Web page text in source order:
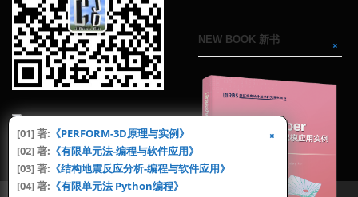
NEW BOOK 新书
[01] 著: 《PERFORM-3D原理与实例》
[02] 著: 《有限单元法-编程与软件应用》
[03] 著: 《结构地震反应分析-编程与软件应用》
[04] 著: 《有限单元法 Python编程》